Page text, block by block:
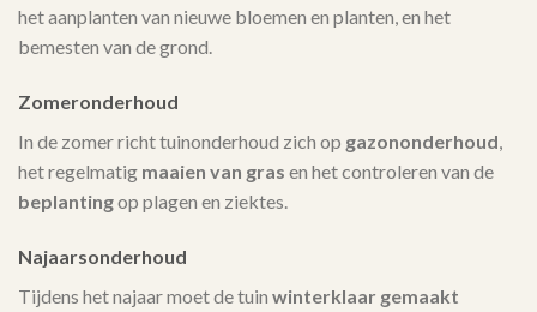
het aanplanten van nieuwe bloemen en planten, en het
bemesten van de grond.
Zomeronderhoud
In de zomer richt tuinonderhoud zich op gazononderhoud,
het regelmatig maaien van gras en het controleren van de
beplantingop plagen en ziektes.
Najaarsonderhoud
Tijdens het najaar moet de tuin winterklaar gemaakt